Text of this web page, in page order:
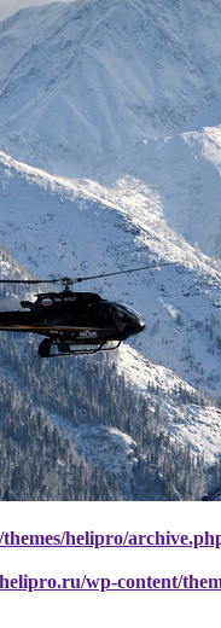
helipro/
wp-content/